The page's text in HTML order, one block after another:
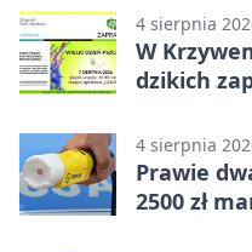
4 sierpnia
W
dzikich
4 sierpnia
Prawie
2500 zł